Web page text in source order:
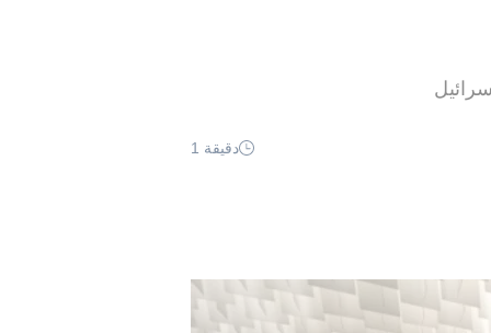
دقيقة 1